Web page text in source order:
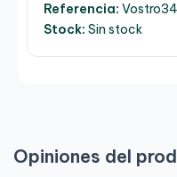
Referencia:
Stock: Sin stock
Opiniones del